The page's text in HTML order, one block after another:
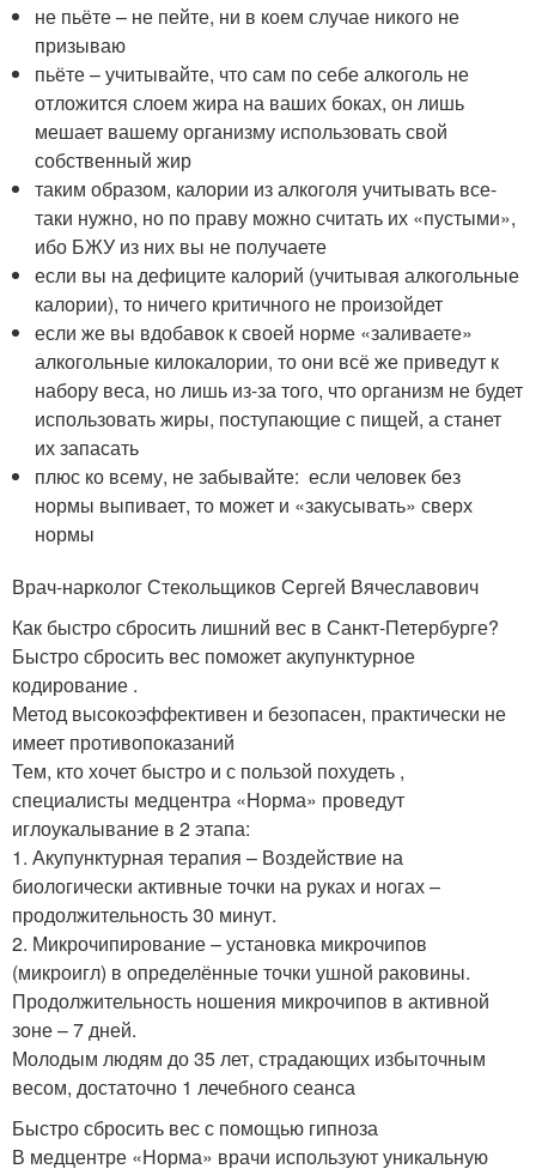
не пьёте – не пейте, ни в коем случае никого не
призываю
пьёте – учитывайте, что сам по себе алкоголь не
отложится слоем жира на ваших боках, он лишь
мешает вашему организму использовать свой
собственный жир
таким образом, калории из алкоголя учитывать все-
таки нужно, но по праву можно считать их «пустыми»,
ибо БЖУ из них вы не получаете
если вы на дефиците калорий (учитывая алкогольные
калории), то ничего критичного не произойдет
если же вы вдобавок к своей норме «заливаете»
алкогольные килокалории, то они всё же приведут к
набору веса, но лишь из-за того, что организм не будет
использовать жиры, поступающие с пищей, а станет
их запасать
плюс ко всему, не забывайте: если человек без
нормы выпивает, то может и «закусывать» сверх
нормы
Врач-нарколог Стекольщиков Сергей Вячеславович
Как быстро сбросить лишний вес в Санкт-Петербурге?
Быстро сбросить вес поможет акупунктурное
кодирование .
Метод высокоэффективен и безопасен, практически не
имеет противопоказаний
Тем, кто хочет быстро и с пользой похудеть ,
специалисты медцентра «Норма» проведут
иглоукалывание в 2 этапа:
1. Акупунктурная терапия – Воздействие на
биологически активные точки на руках и ногах –
продолжительность 30 минут.
2. Микрочипирование – установка микрочипов
(микроигл) в определённые точки ушной раковины.
Продолжительность ношения микрочипов в активной
зоне – 7 дней.
Молодым людям до 35 лет, страдающих избыточным
весом, достаточно 1 лечебного сеанса
Быстро сбросить вес с помощью гипноза
В медцентре «Норма» врачи используют уникальную